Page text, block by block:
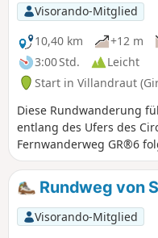
führt durch Eichen- und
und überquert zweimal
Visorando-Mitglied
10,40 km
+12 m
3:00 Std.
Leicht
Start in Villandraut
Diese Rundwanderung
entlang des Ufers des
Fernwanderweg GR®6
Nouvelle-Aquitaine
und im Sommer ein
Rundweg von
Visorando-Mitglied